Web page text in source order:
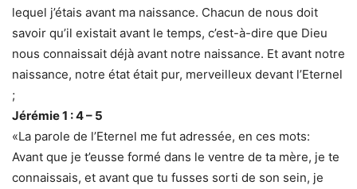
lequel j’étais avant ma naissance. Chacun de nous doit
savoir qu’il existait avant le temps, c’est-à-dire que Dieu
nous connaissait déjà avant notre naissance. Et avant notre
naissance, notre état était pur, merveilleux devant l’Eternel
;
Jérémie 1 : 4 – 5
«La parole de l’Eternel me fut adressée, en ces mots:
Avant que je t’eusse formé dans le ventre de ta mère, je te
connaissais, et avant que tu fusses sorti de son sein, je